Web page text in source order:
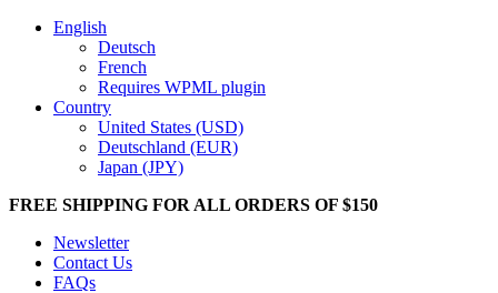
English
Deutsch
French
Requires WPML plugin
Country
United States (USD)
Deutschland (EUR)
Japan (JPY)
FREE SHIPPING FOR ALL ORDERS OF $150
Newsletter
Contact Us
FAQs